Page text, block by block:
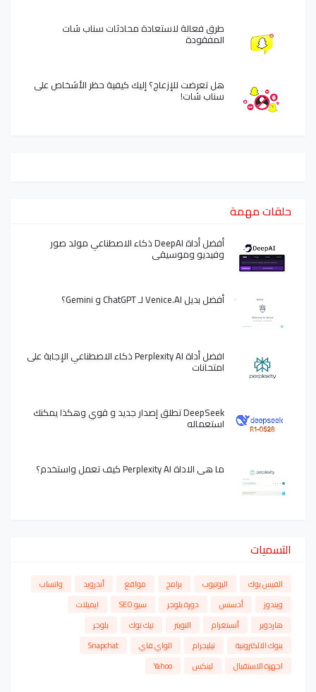
طرق فعالة لاستعادة محادثات سناب شات
المفقودة
هل تعرضت للإزعاج؟ إليك كيفية حظر الأشخاص على
سناب شات!
حلقات مهمة
أفضل أداة DeepAI ذكاء الاصطناعي مولد صور
وفيديو وموسيقى
أفضل بديل Venice.AI لـ ChatGPT و Gemini؟
افضل أداة Perplexity AI ذكاء الاصطناعي الإجابة على
امتحانات
DeepSeek تطلق إصدار جديد و قوي وهكذا يمكنك
استعماله
ما هي الاداة Perplexity AI كيف تعمل واستخدم؟
التسميات
الفيس بوك اليوتيوب برامج مواقع أندرويد
واتساب
ويندوز
أدسنس دورة بلوجر سيو SEO
ايميلات
هاردوير
أنستغرام التويتر تيك توك
بلوجر
بنوك الالكترونية
تيليجرام الواي فاي
Snapchat
اجهزة الاستقبال
لينكس Yahoo